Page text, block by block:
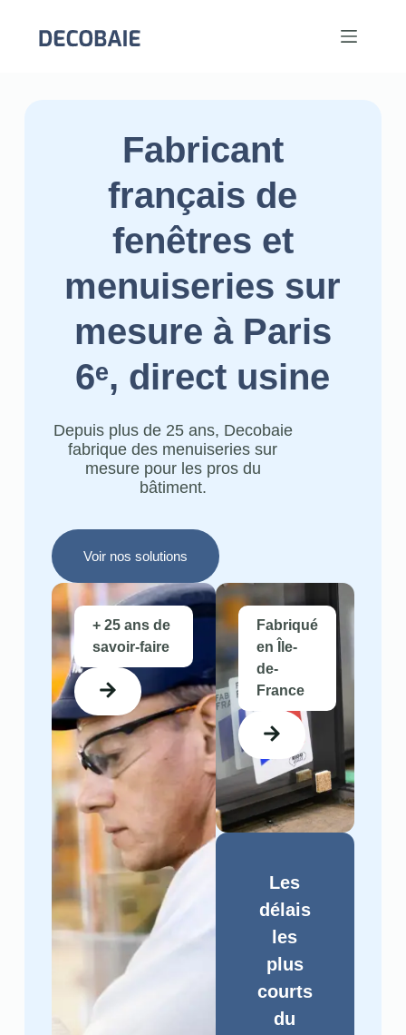
Fabricant
français de
fenêtres et
menuiseries sur
mesure à Paris
6ᵉ, direct usine
Depuis plus de 25 ans, Decobaie
fabrique des menuiseries sur
mesure pour les pros du
bâtiment.
Voir nos solutions
+ 25 ans de
savoir-faire
Fabriqué
en Île-
de-
France
Les
délais
les
plus
courts
du